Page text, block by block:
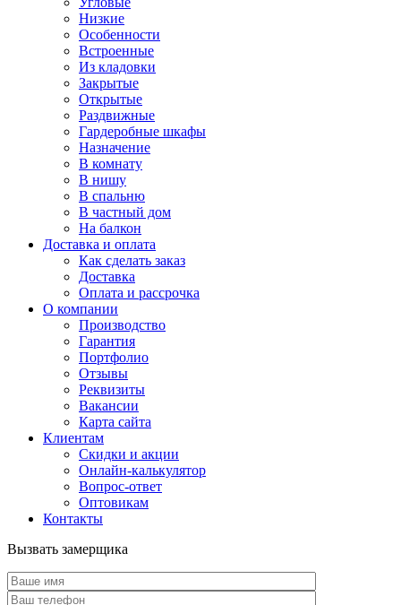
Низкие
Особенности
Встроенные
Из кладовки
Закрытые
Открытые
Раздвижные
Гардеробные шкафы
Назначение
В комнату
В нишу
В спальню
В частный дом
На балкон
Доставка и оплата
Как сделать заказ
Доставка
Оплата и рассрочка
О компании
Производство
Гарантия
Портфолио
Отзывы
Реквизиты
Вакансии
Карта сайта
Клиентам
Скидки и акции
Онлайн-калькулятор
Вопрос-ответ
Оптовикам
Контакты
Вызвать замерщика